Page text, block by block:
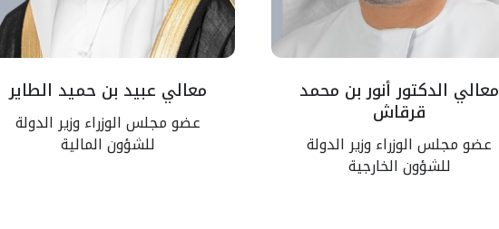
معالي الدكتور أنور بن محمد
قرقاش
عضو مجلس الوزراء وزير الدولة
للشؤون الخارجية
معالي عبيد بن حميد الطاير
عضو مجلس الوزراء وزير الدولة
للشؤون المالية